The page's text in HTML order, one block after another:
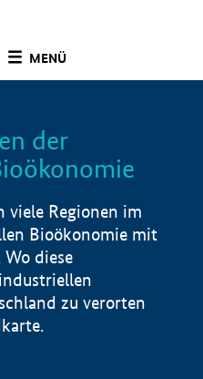
MENÜ
der
viele Regionen im
Bioökonomie mit
diese
zu verorten